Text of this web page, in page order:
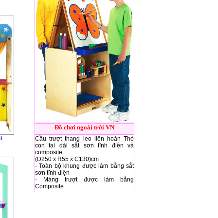
Đồ chơi ngoài trời VN
Cầu trượt thang leo liên hoàn Thỏ
con tai dài sắt sơn tĩnh điện và
composite
(D250 x R55 x C130)cm
- Toàn bộ khung được làm bằng sắt
sơn tĩnh điện
- Máng trượt được làm bằng
Composite